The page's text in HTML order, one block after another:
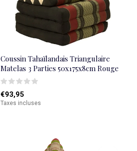
Coussin Tahaïlandais Triangulaire
Matelas 3 Parties 50x175x8cm Rouge
€93,95
Taxes incluses